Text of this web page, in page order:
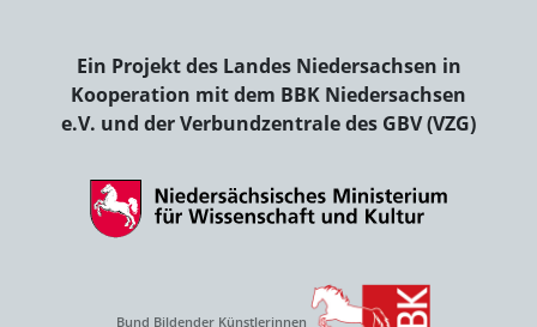
Ein Projekt des Landes Niedersachsen in
Kooperation mit dem BBK Niedersachsen
e.V. und der Verbundzentrale des GBV (VZG)
Bund Bildender Künstlerinnen